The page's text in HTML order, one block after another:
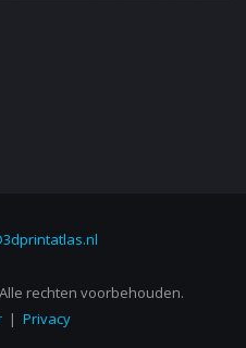
rechten voorbehouden.
| Privacy